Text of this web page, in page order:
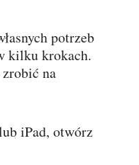
kilku krokach.
na